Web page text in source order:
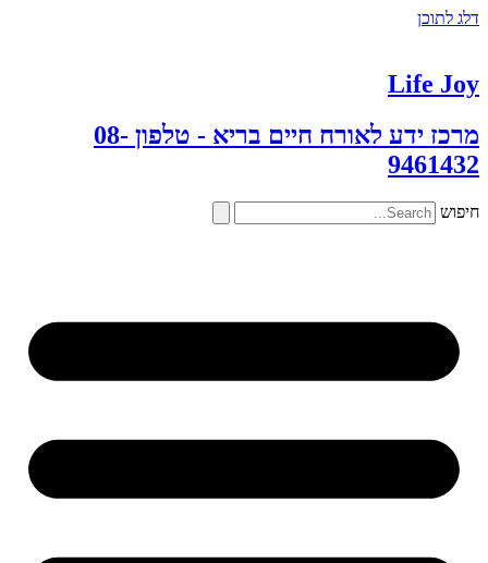
דלג לתוכן
Life Joy
מרכז ידע לאורח חיים בריא - טלפון 08-
9461432
חיפוש